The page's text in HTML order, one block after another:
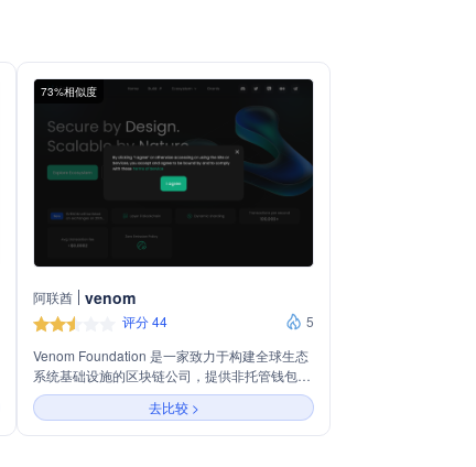
73%相似度
阿联酋 venom
评分 44
5
Venom Foundation 是一家致力于构建全球生态
系统基础设施的区块链公司，提供非托管钱包、
去中心化应用和跨链交易等功能。其区块链技术
以高效率、可扩展性和异步处理能力为特点，支
持开发者快速构建Web3应用，并提供包括智能
去比较 >